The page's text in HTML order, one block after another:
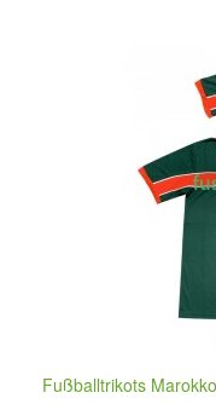
Fußballtrikots